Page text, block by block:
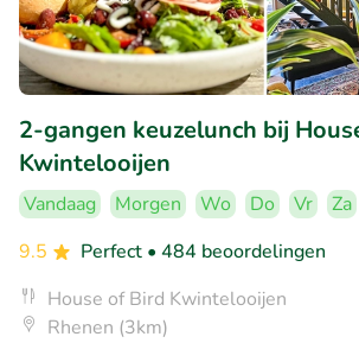
2-gangen keuzelunch bij
Kwintelooijen
Vandaag Morgen Wo Do Vr
Za
9.5
Perfect • 484 beoordelingen
House of Bird Kwintelooijen
Rhenen (3km)